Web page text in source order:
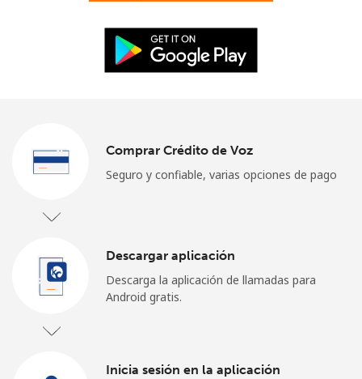
o
Comprar Crédito de Voz
Seguro y confiable, varias opciones de pago
Descargar aplicación
Descarga la aplicación de llamadas para
Android gratis.
Inicia sesión en la aplicación